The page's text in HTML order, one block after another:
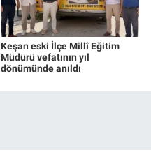
Keşan eski İlçe Millî Eğitim
Müdürü vefatının yıl
dönümünde anıldı